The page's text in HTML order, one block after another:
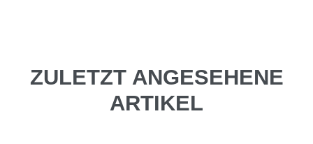
ZULETZT ANGESEHENE
ARTIKEL